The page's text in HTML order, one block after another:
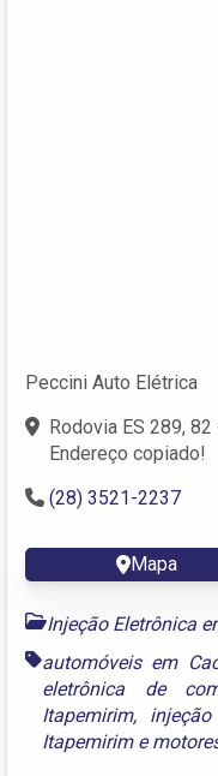
Peccini Auto Elétrica
Rodovia ES 289,
Endereço copiado!
(28) 3521-2237
Mapa
Injeção Eletrônica
automóveis em
eletrônica de
Itapemirim,
Itapemirime